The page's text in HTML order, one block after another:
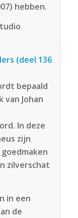
hebben.
(deel 136
bepaald
van Johan
In deze
zijn
zilverschat
in een
de